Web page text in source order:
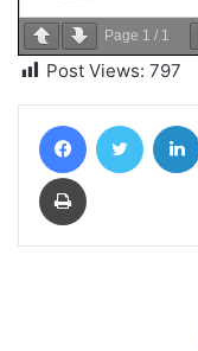
Page 1 / 1
Post Views: 797
FacebookTwitter
Imprimer